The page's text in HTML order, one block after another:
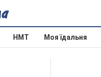
НМТ Моя їдальня